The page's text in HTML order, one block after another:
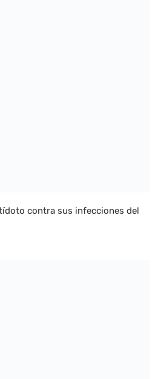
contra sus infecciones del